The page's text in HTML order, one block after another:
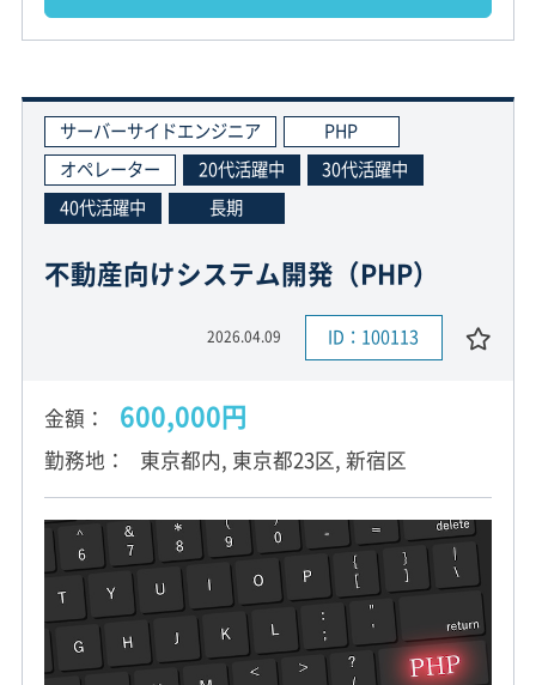
サーバーサイドエンジニア
PHP
オペレーター
20代活躍中
30代活躍中
40代活躍中
長期
不動産向けシステム開発（PHP）
2026.04.09 ID：100113
金額 600,000円
勤務地 東京都内, 東京都23区, 新宿区